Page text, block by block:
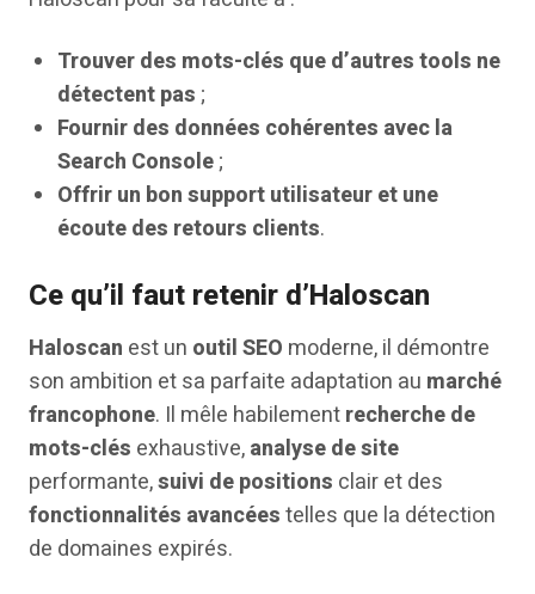
Trouver des mots-clés que d’autres tools ne
détectent pas;
Fournir des données cohérentes avec la
Search Console;
Offrir un bon support utilisateur et une
écoute des retours clients.
Ce qu’il faut retenir d’Haloscan
Haloscan est un outil SEO moderne, il démontre
son ambition et sa parfaite adaptation au marché
francophone. Il mêle habilementrecherche de
mots-clés exhaustive,analyse de site
performante,suivi de positions clair et des
fonctionnalités avancéestelles que la détection
de domaines expirés.